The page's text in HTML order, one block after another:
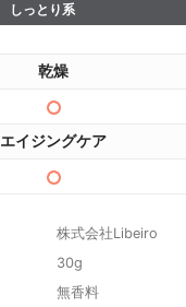
しっとり系
乾燥
エイジングケア
株式会社Libeiro
30g
無香料